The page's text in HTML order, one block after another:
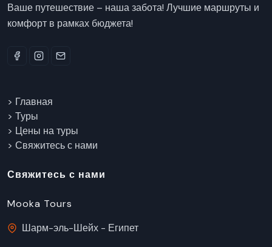
Ваше путешествие – наша забота! Лучшие маршруты и
комфорт в рамках бюджета!
> Главная
> Туры
> Цены на туры
> Свяжитесь с нами
Свяжитесь с нами
Mooka Tours
Шарм-эль-Шейх - Египет